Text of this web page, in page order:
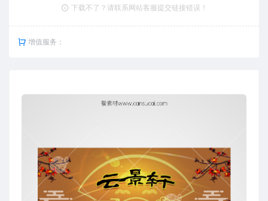
下载不了？请联系网站客服提交链接错误！
增值服务：